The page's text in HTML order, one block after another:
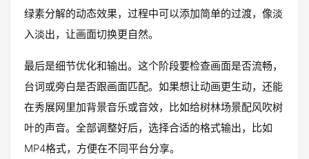
绿素分解的动态效果，过程中可以添加简单的过渡，像淡
入淡出，让画面切换更自然。
最后是细节优化和输出。这个阶段要检查画面是否流畅，
台词或旁白是否跟画面匹配。如果想让动画更生动，还能
在秀展网里加背景音乐或音效，比如给树林场景配风吹树
叶的声音。全部调整好后，选择合适的格式输出，比如
MP4格式，方便在不同平台分享。